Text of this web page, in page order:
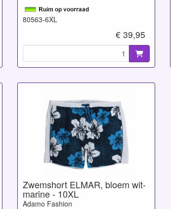
80563-6XL
€ 39,95
Zwemshort ELMAR, bloem wit-
marine - 10XL
Adamo Fashion